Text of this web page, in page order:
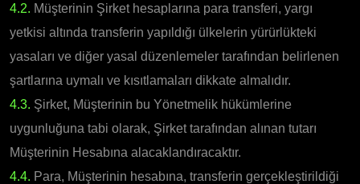
4.2. Müşterinin Şirket hesaplarına para transferi, yargı
yetkisi altında transferin yapıldığı ülkelerin yürürlükteki
yasaları ve diğer yasal düzenlemeler tarafından belirlenen
şartlarına uymalı ve kısıtlamaları dikkate almalıdır.
4.3. Şirket, Müşterinin bu Yönetmelik hükümlerine
uygunluğuna tabi olarak, Şirket tarafından alınan tutarı
Müşterinin Hesabına alacaklandıracaktır.
4.4. Para, Müşterinin hesabına, transferin gerçekleştirildiği